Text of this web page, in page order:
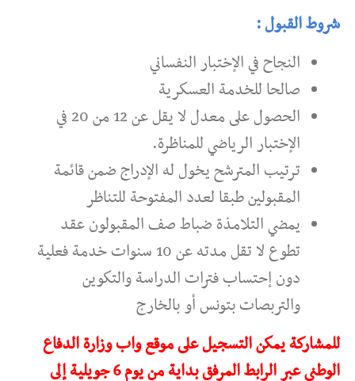
شروط القبول :
النجاح في الإختبار النفساني
صالحا للخدمة العسكرية
الحصول على معدل لا يقل عن 12 من 20 في
الإختبار الرياضي للمناظرة.
ترتيب المترشح يخول له الإدراج ضمن قائمة
المقبولين طبقا لعدد المفتوحة للتناظر
يمضي التلامذة ضباط صف المقبولون عقد
تطوع لا تقل مدته عن 10 سنوات خدمة فعلية
دون إحتساب فترات الدراسة والتكوين
والتربصات بتونس أو بالخارج
للمشاركة يمكن التسجيل على موقع واب وزارة الدفاع
الوطني عبر الرابط المرفق بداية من يوم 6 جويلية إلى